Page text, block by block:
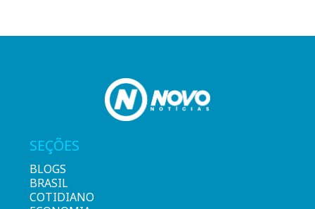
SEÇÕES
BLOGS
BRASIL
COTIDIANO